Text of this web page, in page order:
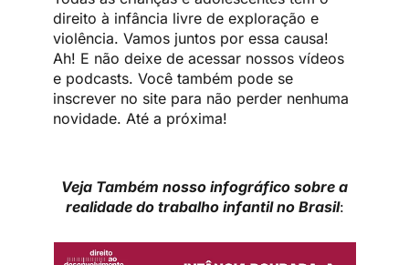
direito à infância livre de exploração e
violência. Vamos juntos por essa causa!
Ah! E não deixe de acessar nossos vídeos
e podcasts. Você também pode se
inscrever no site para não perder nenhuma
novidade. Até a próxima!
Veja Também nosso infográfico sobre a
realidade do trabalho infantil no Brasil: